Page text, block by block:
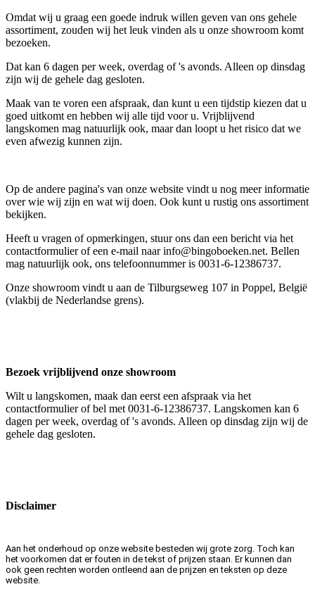
Omdat wij u graag een goede indruk willen geven van ons gehele
assortiment, zouden wij het leuk vinden als u onze showroom komt
bezoeken.
Dat kan 6 dagen per week, overdag of 's avonds. Alleen op dinsdag
zijn wij de gehele dag gesloten.
Maak van te voren een afspraak, dan kunt u een tijdstip kiezen dat u
goed uitkomt en hebben wij alle tijd voor u. Vrijblijvend
langskomen mag natuurlijk ook, maar dan loopt u het risico dat we
even afwezig kunnen zijn.
Op de andere pagina's van onze website vindt u nog meer informatie
over wie wij zijn en wat wij doen. Ook kunt u rustig ons assortiment
bekijken.
Heeft u vragen of opmerkingen, stuur ons dan een bericht via het
contactformulier of een e-mail naar info@bingoboeken.net. Bellen
mag natuurlijk ook, ons telefoonnummer is 0031-6-12386737.
Onze showroom vindt u aan de Tilburgseweg 107 in Poppel, België
(vlakbij de Nederlandse grens).
Bezoek vrijblijvend onze showroom
Wilt u langskomen, maak dan eerst een afspraak via het
contactformulier of bel met 0031-6-12386737. Langskomen kan 6
dagen per week, overdag of 's avonds. Alleen op dinsdag zijn wij de
gehele dag gesloten.
Disclaimer
Aan het onderhoud op onze website besteden wij grote zorg. Toch kan
het voorkomen dat er fouten in de tekst of prijzen staan. Er kunnen dan
ook geen rechten worden ontleend aan de prijzen en teksten op deze
website.